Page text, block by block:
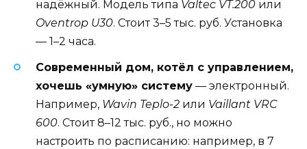
надёжный. Модель типа Valtec VT.200 или
Oventrop U30. Стоит 3–5 тыс. руб. Установка
— 1–2 часа.
Современный дом, котёл с управлением,
хочешь «умную» систему — электронный.
Например, Wavin Teplo-2 или Vaillant VRC
600. Стоит 8–12 тыс. руб., но можно
настроить по расписанию: например, в 7